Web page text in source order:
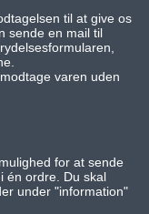
til at give os
sende en mail til
varen uden
for at sende
én ordre. Du skal
under "information"